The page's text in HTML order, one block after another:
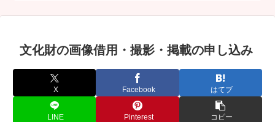
文化財の画像借用・撮影・掲載の申し込み
X Facebook はてブ
LINE Pinterest コピー